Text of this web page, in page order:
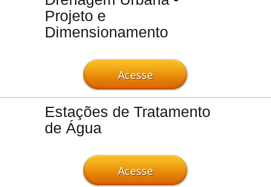
Projeto e
Dimensionamento
Acesse
Estações de Tratamento
de Água
Acesse